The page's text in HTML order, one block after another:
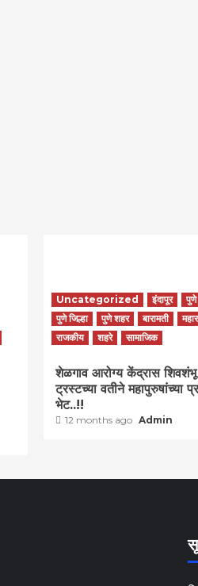
Uncategorized इंदापूर
पुणे
पुणे जिल्हा
पुणे शहर बारामती
राजकीय
शहरे सामाजिक
शेळगाव आरोग्य केंद्रास शिवशंभू
ट्रस्टच्या वतीने महापुरुषांच्या
भेट..!!
12 months ago Admin